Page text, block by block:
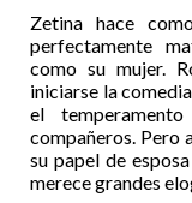
Zetina hace
perfectamente
como su mujer.
iniciarse la
el
compañeros. Pero
su papel de
merece grandes